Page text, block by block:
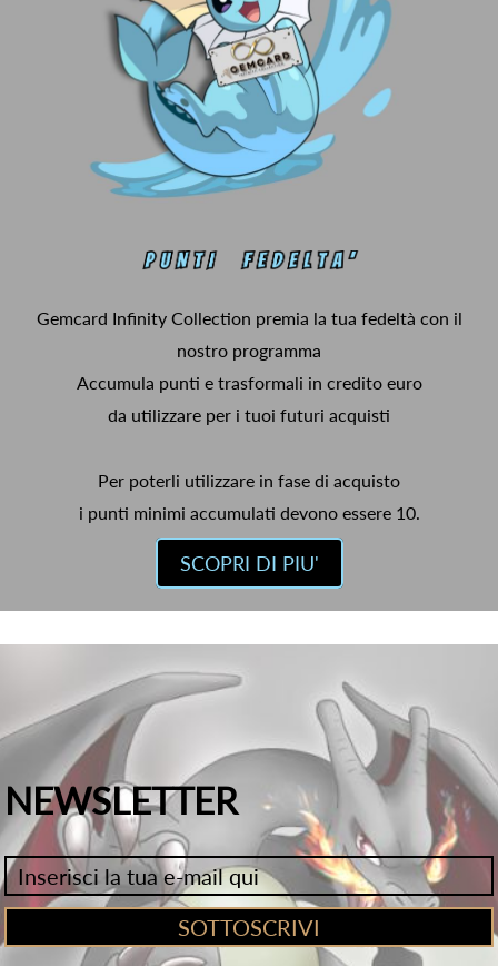
Gemcard Infinity Collection premia la tua fedeltà con il
nostro programma
Accumula punti e trasformali in credito euro
da utilizzare per i tuoi futuri acquisti
Per poterli utilizzare in fase di acquisto
i punti minimi accumulati devono essere 10.
SCOPRI DI PIU'
NEWSLETTER